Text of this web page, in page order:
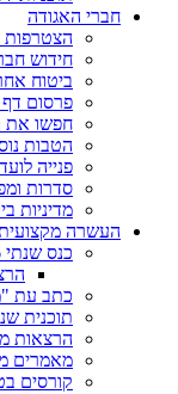
חברי האגודה
הצטרפות
חידוש
ביטוח
פרסום
חפשו את
הטבות
פנייה
סדרות
מדיניות
העשרה
כנס שנתי 2026
כתב עת
תוכנית שנתית
הרצאות
מאמרים
קורסים